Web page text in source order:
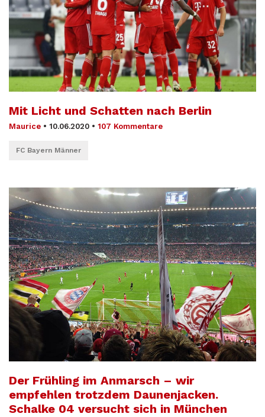
Mit Licht und Schatten nach Berlin
Maurice • 10.06.2020 • 107 Kommentare
FC Bayern Männer
Der Frühling im Anmarsch – wir
empfehlen trotzdem Daunenjacken.
Schalke 04 versucht sich in München